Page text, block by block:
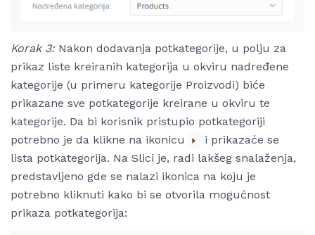
Korak 3: Nakon dodavanja potkategorije, u polju za
prikaz liste kreiranih kategorija u okviru nadređene
kategorije (u primeru kategorije Proizvodi) biće
prikazane sve potkategorije kreirane u okviru te
kategorije. Da bi korisnik pristupio potkategoriji
potrebno je da klikne na ikonicu
i prikazaće se
lista potkategorija. Na Slici je, radi lakšeg snalaženja,
predstavljeno gde se nalazi ikonica na koju je
potrebno kliknuti kako bi se otvorila mogućnost
prikaza potkategorija: